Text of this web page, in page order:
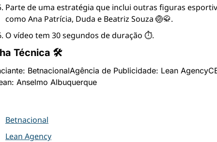
Parte de uma estratégia que inclui outras figuras
como Ana Patrícia, Duda e Beatriz Souza 🏐🥋.
O vídeo tem 30 segundos de duração ⏱️.
Técnica 🛠
BetnacionalAgência de Publicidade: Lean Agency
Anselmo Albuquerque
Betnacional
Lean Agency